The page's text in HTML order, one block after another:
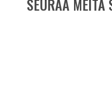
SEURAA MEITÄ